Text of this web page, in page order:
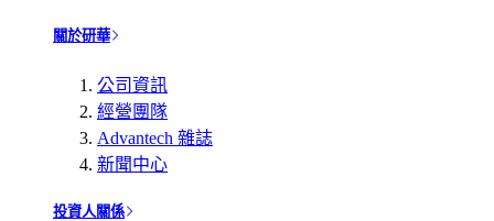
關於研華
公司資訊
經營團隊
Advantech 雜誌
新聞中心
投資人關係